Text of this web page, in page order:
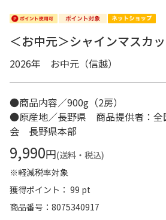
＜お中元＞シャインマスカ
2026年 お中元（信越）
●商品内容／900g（2房）
●原産地／長野県 商品提供者：全
会 長野県本部
9,990円(送料・税込)
※軽減税率対象
獲得ポイント： 99 pt
商品番号
8075340917